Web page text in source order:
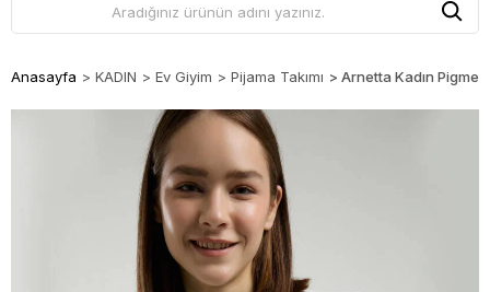
Anasayfa > KADIN > Ev Giyim > Pijama Takımı > Arnetta Kadın